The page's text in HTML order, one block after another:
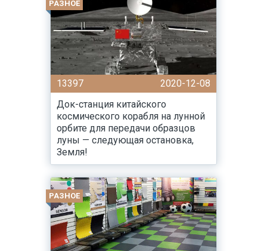
РАЗНОЕ
13397
2020-12-08
Док-станция китайского
космического корабля на лунной
орбите для передачи образцов
луны — следующая остановка,
Земля!
РАЗНОЕ